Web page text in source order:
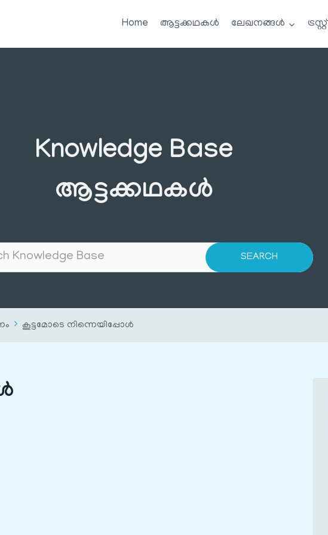
Home ആട്ടക്കഥകൾ ലേഖനങ്ങൾ ട്രസ്റ്റ്
Knowledge Base
ആട്ടക്കഥകൾ
കൂട്ടമോടെ നിന്നെയിപ്പോൾ